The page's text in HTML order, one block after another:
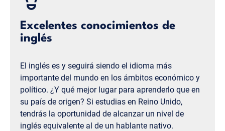
Excelentes conocimientos de
inglés
El inglés es y seguirá siendo el idioma más
importante del mundo en los ámbitos económico y
político. ¿Y qué mejor lugar para aprenderlo que en
su país de origen? Si estudias en Reino Unido,
tendrás la oportunidad de alcanzar un nivel de
inglés equivalente al de un hablante nativo.